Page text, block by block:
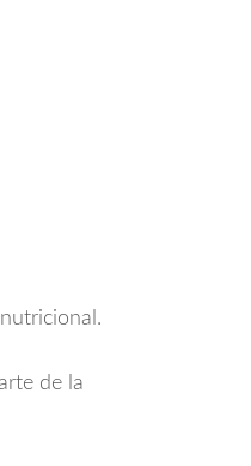
de la